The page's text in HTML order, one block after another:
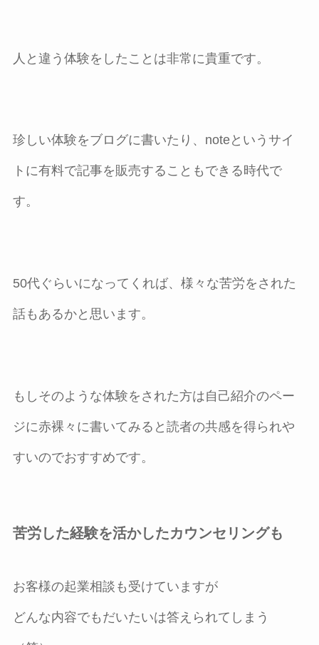
人と違う体験をしたことは非常に貴重です。
珍しい体験をブログに書いたり、noteというサイ
トに有料で記事を販売することもできる時代で
す。
50代ぐらいになってくれば、様々な苦労をされた
話もあるかと思います。
もしそのような体験をされた方は自己紹介のペー
ジに赤裸々に書いてみると読者の共感を得られや
すいのでおすすめです。
苦労した経験を活かしたカウンセリングも
お客様の起業相談も受けていますが
どんな内容でもだいたいは答えられてしまう